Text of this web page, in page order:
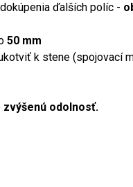
ďalších políc -
50 mm
k stene (spojovací
zvýšenú odolnosť.